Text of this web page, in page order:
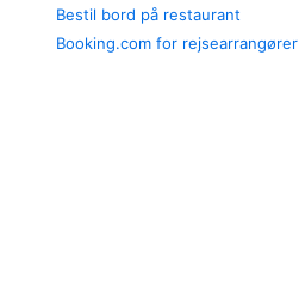
Bestil bord på restaurant
Booking.com for rejsearrangører